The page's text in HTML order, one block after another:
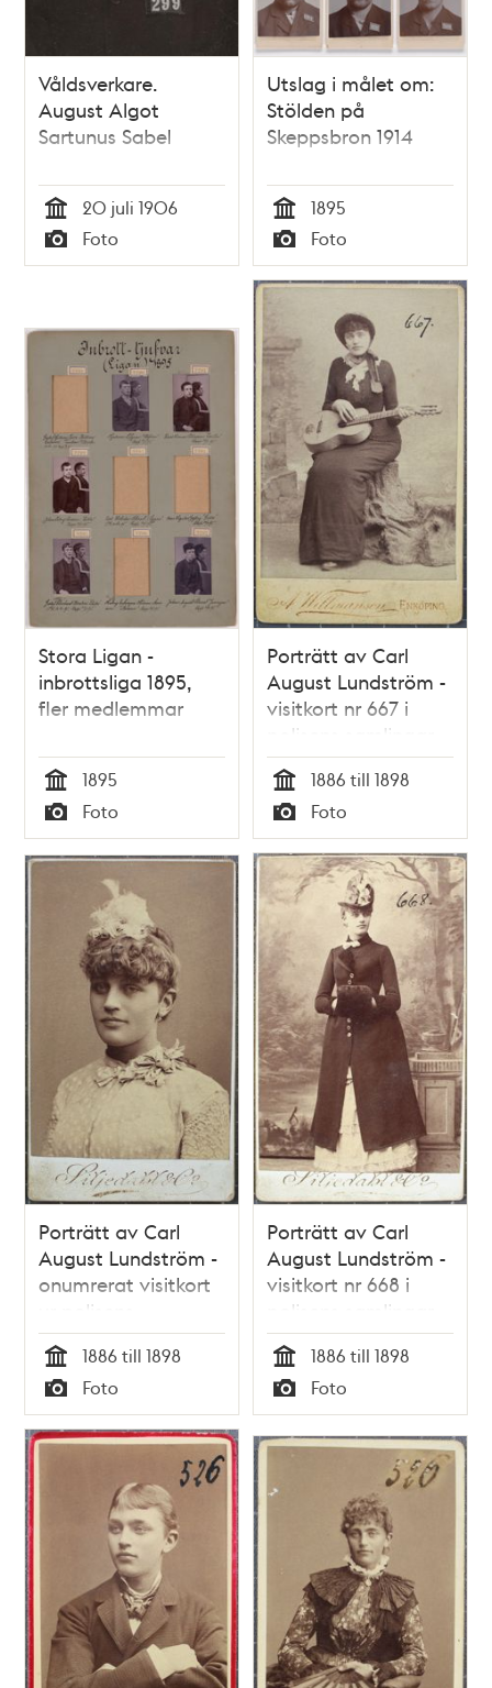
Våldsverkare.
August Algot
Sartunus Sabel
Tid
20 juli 1906
Typ
Foto
Utslag i målet om:
Stölden på
Skeppsbron 1914
Tid
1895
Typ
Foto
Stora Ligan -
inbrottsliga 1895,
fler medlemmar
Tid
1895
Typ
Foto
Porträtt av Carl
August Lundström -
visitkort nr 667 i
polisens samlingar
Tid
1886 till 1898
Typ
Foto
Porträtt av Carl
August Lundström -
onumrerat visitkort
ur polisens
samlingar
Tid
1886 till 1898
Typ
Foto
Porträtt av Carl
August Lundström -
visitkort nr 668 i
polisens samlingar
Tid
1886 till 1898
Typ
Foto